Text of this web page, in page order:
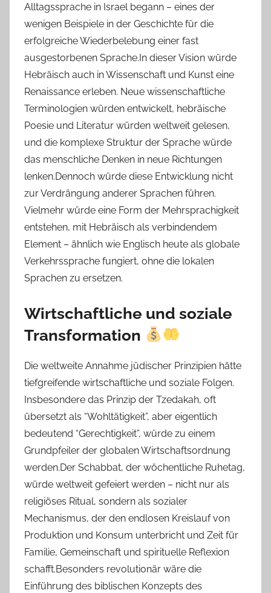
Alltagssprache in Israel begann – eines der
wenigen Beispiele in der Geschichte für die
erfolgreiche Wiederbelebung einer fast
ausgestorbenen Sprache.In dieser Vision würde
Hebräisch auch in Wissenschaft und Kunst eine
Renaissance erleben. Neue wissenschaftliche
Terminologien würden entwickelt, hebräische
Poesie und Literatur würden weltweit gelesen,
und die komplexe Struktur der Sprache würde
das menschliche Denken in neue Richtungen
lenken.Dennoch würde diese Entwicklung nicht
zur Verdrängung anderer Sprachen führen.
Vielmehr würde eine Form der Mehrsprachigkeit
entstehen, mit Hebräisch als verbindendem
Element – ähnlich wie Englisch heute als globale
Verkehrssprache fungiert, ohne die lokalen
Sprachen zu ersetzen.
Wirtschaftliche und soziale
Transformation
Die weltweite Annahme jüdischer Prinzipien hätte
tiefgreifende wirtschaftliche und soziale Folgen.
Insbesondere das Prinzip der Tzedakah, oft
übersetzt als “Wohltätigkeit”, aber eigentlich
bedeutend “Gerechtigkeit”, würde zu einem
Grundpfeiler der globalen Wirtschaftsordnung
werden.Der Schabbat, der wöchentliche Ruhetag,
würde weltweit gefeiert werden – nicht nur als
religiöses Ritual, sondern als sozialer
Mechanismus, der den endlosen Kreislauf von
Produktion und Konsum unterbricht und Zeit für
Familie, Gemeinschaft und spirituelle Reflexion
schafft.Besonders revolutionär wäre die
Einführung des biblischen Konzepts des